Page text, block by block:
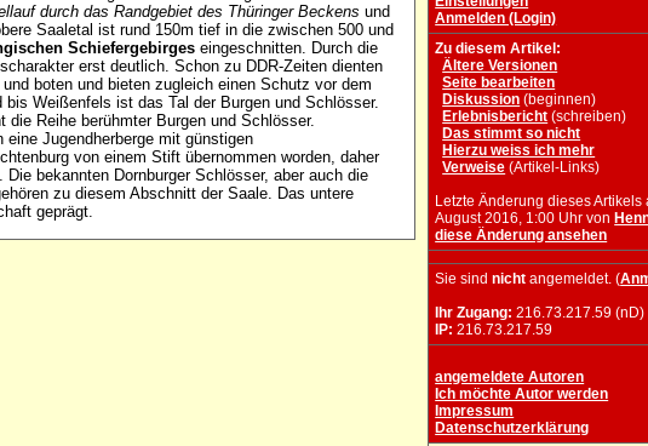
durch das Randgebiet des Thüringer Beckens und
Saaletal ist rund 150m tief in die zwischen 500 und
Schiefergebirges eingeschnitten. Durch die
erst deutlich. Schon zu DDR-Zeiten dienten
boten und bieten zugleich einen Schutz vor dem
Weißenfels ist das Tal der Burgen und Schlösser.
Reihe berühmter Burgen und Schlösser.
eine Jugendherberge mit günstigen
von einem Stift übernommen worden, daher
bekannten Dornburger Schlösser, aber auch die
zu diesem Abschnitt der Saale. Das untere
geprägt.
Anmelden (Login)
Zu diesem Artikel:
Ältere Versionen
Seite bearbeiten
Diskussion (beginnen)
Erlebnisbericht (schreiben)
Das stimmt so nicht
Hierzu weiss ich mehr
Verweise (Artikel-Links)
Letzte Änderung dieses Artikels
August 2016, 1:00 Uhr von
diese Änderung ansehen
Sie sindnicht angemeldet. (
Ihr Zugang: 216.73.217.59 (nD)
IP: 216.73.217.59
angemeldete Autoren
Ich möchte Autor werden
Impressum
Datenschutzerklärung